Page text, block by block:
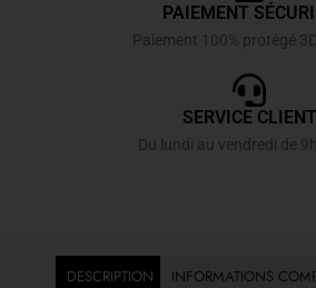
PAIEMENT
Paiement 100% protégé
SERVICE CLIENT
Du lundi au vendredi de
DESCRIPTION INFORMATIONS